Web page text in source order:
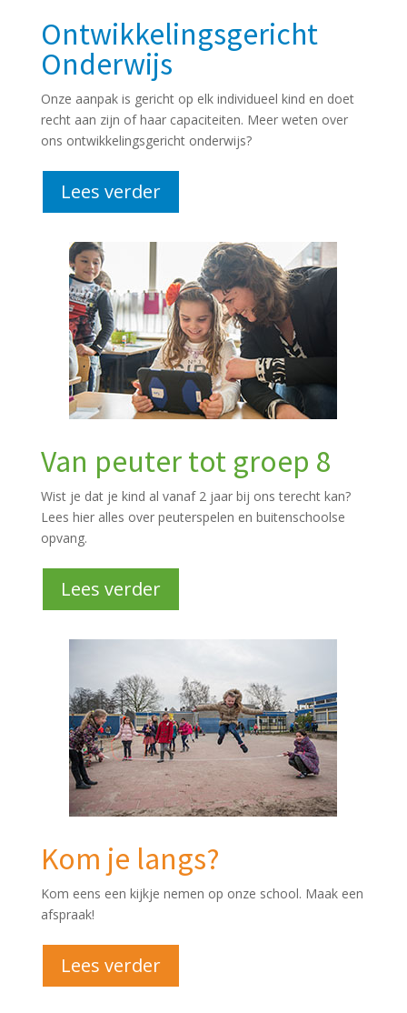
Ontwikkelingsgericht
Onderwijs
Onze aanpak is gericht op elk individueel kind en doet
recht aan zijn of haar capaciteiten. Meer weten over
ons ontwikkelingsgericht onderwijs?
Lees verder
Van peuter tot groep 8
Wist je dat je kind al vanaf 2 jaar bij ons terecht kan?
Lees hier alles over peuterspelen en buitenschoolse
opvang.
Lees verder
Kom je langs?
Kom eens een kijkje nemen op onze school. Maak een
afspraak!
Lees verder